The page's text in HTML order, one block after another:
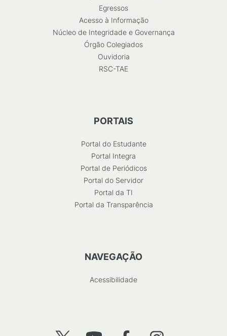
Egressos
Acesso à Informação
Núcleo de Integridade e Governança
Órgão Colegiados
Ouvidoria
RSC-TAE
PORTAIS
Portal do Estudante
Portal Integra
Portal de Periódicos
Portal do Servidor
Portal da TI
Portal da Transparência
NAVEGAÇÃO
Acessibilidade